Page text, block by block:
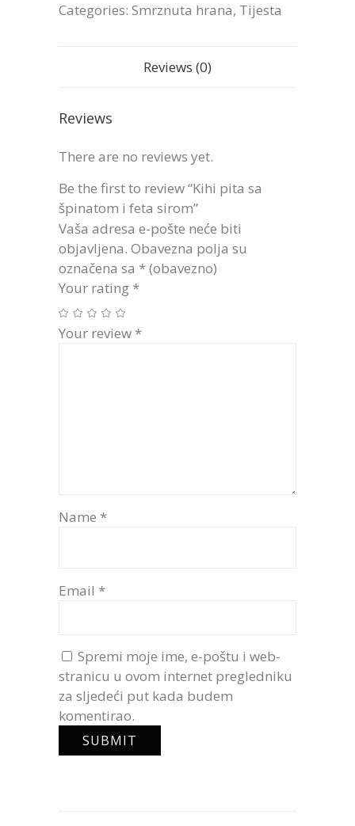
Categories: Smrznuta hrana, Tijesta
Reviews (0)
Reviews
There are no reviews yet.
Be the first to review “Kihi pita sa
špinatom i feta sirom”
Vaša adresa e-pošte neće biti
objavljena. Obavezna polja su
označena sa * (obavezno)
Your rating *
Your review *
Name *
Email *
Spremi moje ime, e-poštu i web-
stranicu u ovom internet pregledniku
za sljedeći put kada budem
komentirao.